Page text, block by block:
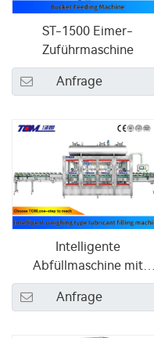
ST-1500 Eimer-
Zuführmaschine
Anfrage
Intelligente
Abfüllmaschine mit
Wiegefunktion für
Bremsflüssigkeit
Anfrage